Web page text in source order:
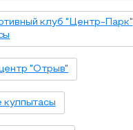
клуб "Центр-Парк"
"Отрыв"
кулпытасы